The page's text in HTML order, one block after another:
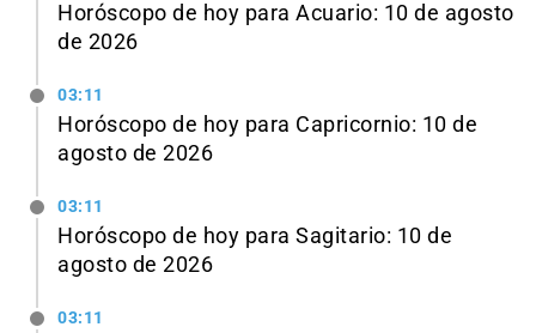
Horóscopo de hoy para Acuario: 10 de agosto
de 2026
03:11
Horóscopo de hoy para Capricornio: 10 de
agosto de 2026
03:11
Horóscopo de hoy para Sagitario: 10 de
agosto de 2026
03:11